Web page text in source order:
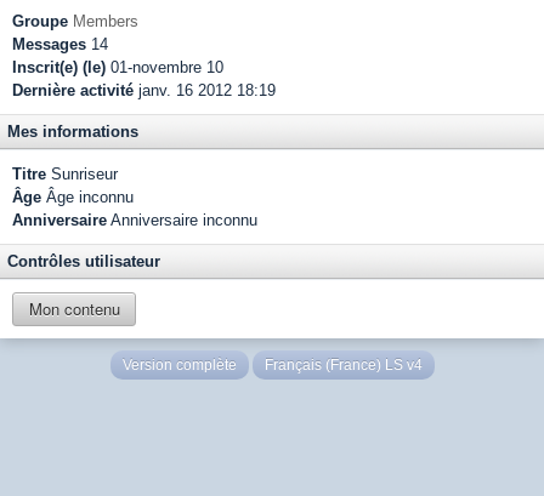
Groupe Members
Messages 14
Inscrit(e) (le) 01-novembre 10
Dernière activité janv. 16 2012 18:19
Mes informations
Titre Sunriseur
Âge Âge inconnu
Anniversaire Anniversaire inconnu
Contrôles utilisateur
Mon contenu
Version complète Français (France) LS v4